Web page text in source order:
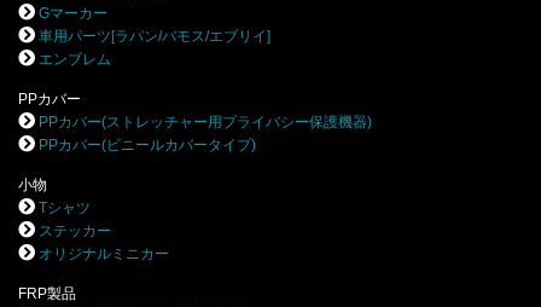
Gマーカー
車用パーツ[ラパン/バモス/エブリイ]
エンブレム
PPカバー
PPカバー(ストレッチャー用プライバシー保護機器)
PPカバー(ビニールカバータイプ)
小物
Tシャツ
ステッカー
オリジナルミニカー
FRP製品